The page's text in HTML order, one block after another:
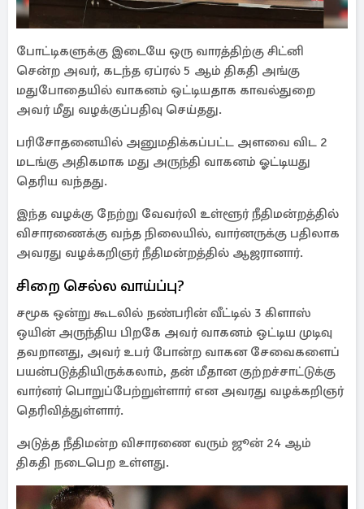
போட்டிகளுக்கு இடையே ஒரு வாரத்திற்கு சிட்னி
சென்ற அவர், கடந்த ஏப்ரல் 5 ஆம் திகதி அங்கு
மதுபோதையில் வாகனம் ஒட்டியதாக காவல்துறை
அவர் மீது வழக்குப்பதிவு செய்தது.
பரிசோதனையில் அனுமதிக்கப்பட்ட அளவை விட 2
மடங்கு அதிகமாக மது அருந்தி வாகனம் ஓட்டியது
தெரிய வந்தது.
இந்த வழக்கு நேற்று வேவர்லி உள்ளூர் நீதிமன்றத்தில்
விசாரணைக்கு வந்த நிலையில், வார்னருக்கு பதிலாக
அவரது வழக்கறிஞர் நீதிமன்றத்தில் ஆஜரானார்.
சிறை செல்ல வாய்ப்பு?
சமூக ஒன்று கூடலில் நண்பரின் வீட்டில் 3 கிளாஸ்
ஒயின் அருந்திய பிறகே அவர் வாகனம் ஒட்டிய முடிவு
தவறானது, அவர் உபர் போன்ற வாகன சேவைகளைப்
பயன்படுத்தியிருக்கலாம், தன் மீதான குற்றச்சாட்டுக்கு
வார்னர் பொறுப்பேற்றுள்ளார் என அவரது வழக்கறிஞர்
தெரிவித்துள்ளார்.
அடுத்த நீதிமன்ற விசாரணை வரும் ஜூன் 24 ஆம்
திகதி நடைபெற உள்ளது.